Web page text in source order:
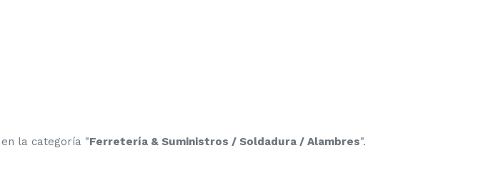
la categoría "Ferretería & Suministros / Soldadura / Alambres".